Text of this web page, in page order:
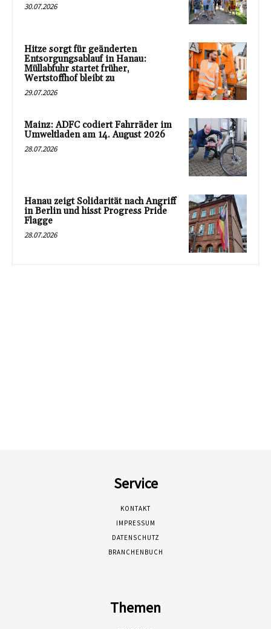
30.07.2026
Hitze sorgt für geänderten
Entsorgungsablauf in Hanau:
Müllabfuhr startet früher,
Wertstoffhof bleibt zu
29.07.2026
Mainz: ADFC codiert Fahrräder im
Umweltladen am 14. August 2026
28.07.2026
Hanau zeigt Solidarität nach Angriff
in Berlin und hisst Progress Pride
Flagge
28.07.2026
Service
KONTAKT
IMPRESSUM
DATENSCHUTZ
BRANCHENBUCH
Themen